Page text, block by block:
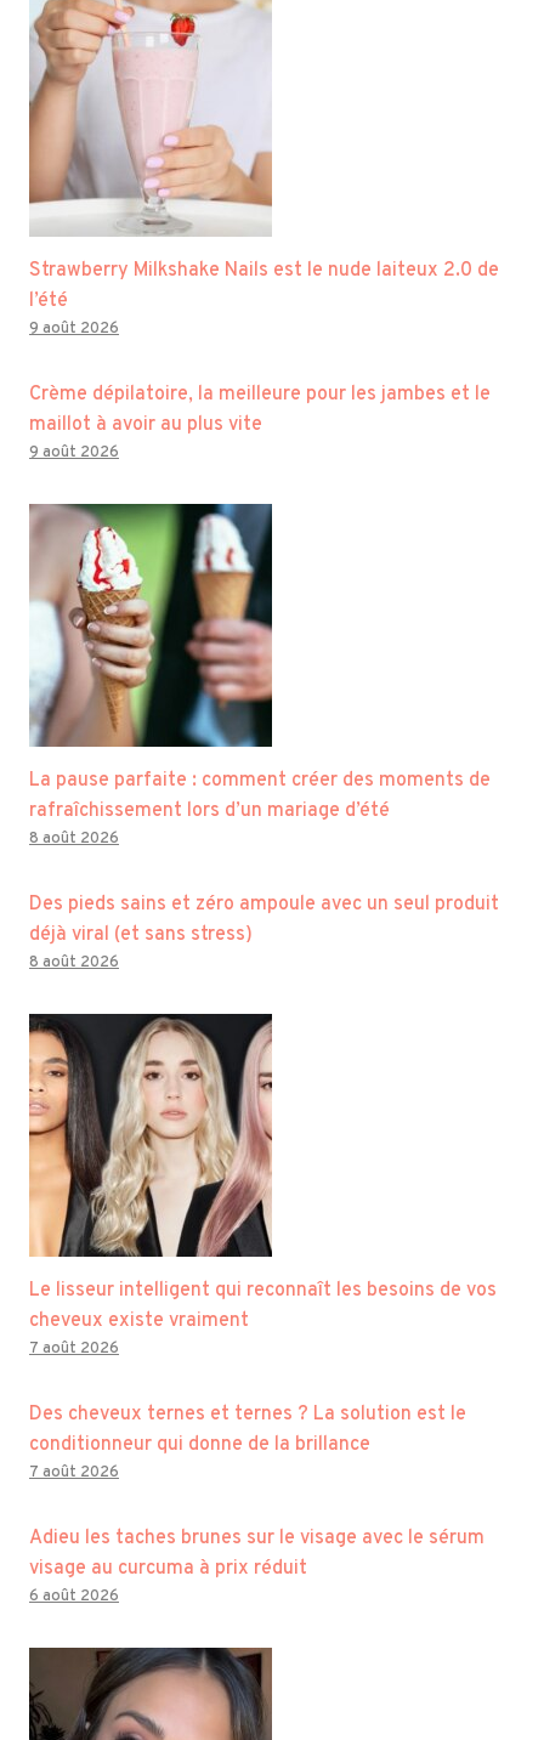
Strawberry Milkshake Nails est le nude laiteux 2.0 de
l’été
9 août 2026
Crème dépilatoire, la meilleure pour les jambes et le
maillot à avoir au plus vite
9 août 2026
La pause parfaite : comment créer des moments de
rafraîchissement lors d’un mariage d’été
8 août 2026
Des pieds sains et zéro ampoule avec un seul produit
déjà viral (et sans stress)
8 août 2026
Le lisseur intelligent qui reconnaît les besoins de vos
cheveux existe vraiment
7 août 2026
Des cheveux ternes et ternes ? La solution est le
conditionneur qui donne de la brillance
7 août 2026
Adieu les taches brunes sur le visage avec le sérum
visage au curcuma à prix réduit
6 août 2026